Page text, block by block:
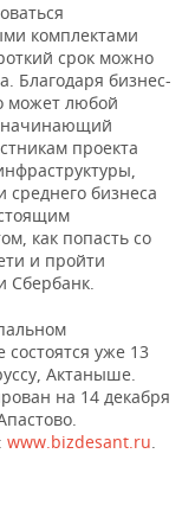
комплектами
срок можно
Благодаря бизнес-
может любой
начинающий
проекта
бизнеса
как попасть со
и пройти
Сбербанк.
уже 13
Актаныше.
на 14 декабря
www.bizdesant.ru.